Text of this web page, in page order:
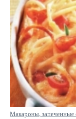
Макароны,